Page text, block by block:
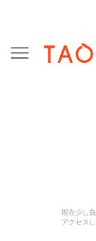
現在少し
アクセス